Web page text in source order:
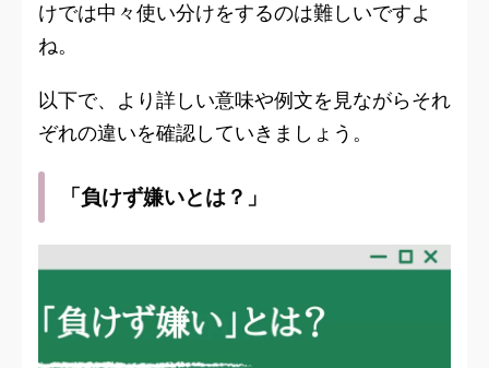
けでは中々使い分けをするのは難しいですよ
ね。
以下で、より詳しい意味や例文を見ながらそれ
ぞれの違いを確認していきましょう。
「負けず嫌いとは？」